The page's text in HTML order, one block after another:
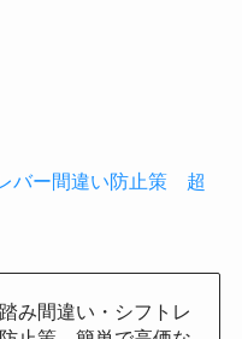
バー間違い防止策 超
み間違い・シフトレ